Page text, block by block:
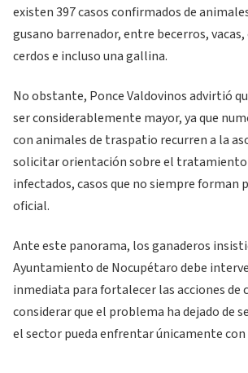
existen 397 casos confirmados de
gusano barrenador, entre becerros,
cerdos e incluso una gallina.
No obstante, Ponce Valdovinos advirtió
ser considerablemente mayor, ya que
con animales de traspatio recurren a la
solicitar orientación sobre el tratamiento
infectados, casos que no siempre forman
oficial.
Ante este panorama, los ganaderos
Ayuntamiento de Nocupétaro debe
inmediata para fortalecer las acciones de
considerar que el problema ha dejado de
el sector pueda enfrentar únicamente con